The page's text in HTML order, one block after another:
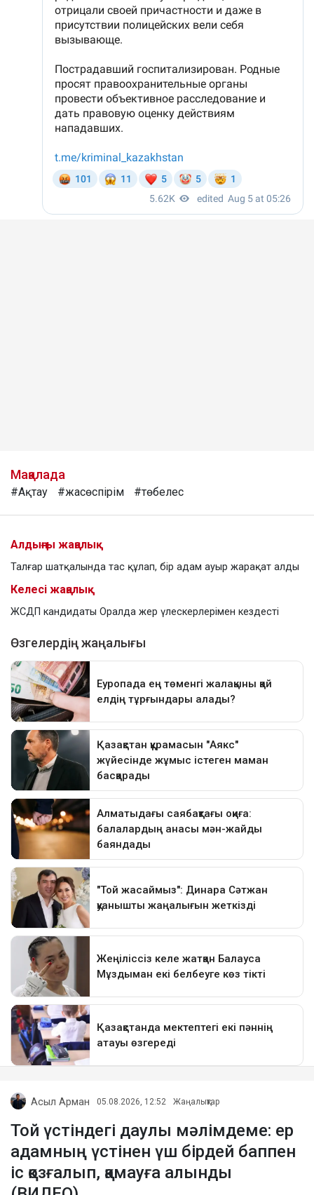
Мақалада
#Ақтау #жасөспірім #төбелес
Алдыңғы жаңалық
Талғар шатқалында тас құлап, бір адам ауыр жарақат алды
Келесі жаңалық
ЖСДП кандидаты Оралда жер үлескерлерімен кездесті
Асыл Арман 05.08.2026, 12:52 Жаңалықтар
Той үстіндегі даулы мәлімдеме: ер
адамның үстінен үш бірдей баппен
іс қозғалып, қамауға алынды